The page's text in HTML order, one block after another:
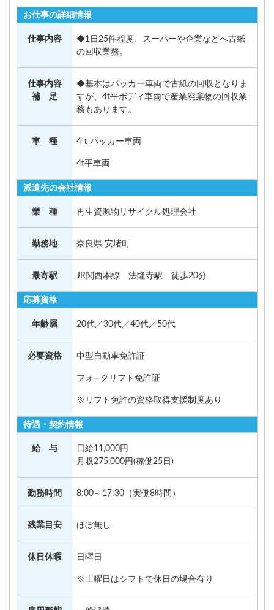
お仕事の詳細情報
仕事内容
◆1日25件程度、スーパーや企業などへ古紙
の回収業務。
仕事内容
補 足
◆基本はパッカー車両で古紙の回収となりま
すが、4t平ボディ車両で産業廃棄物の回収業
務もあります。
車 種 4ｔパッカー車両
4t平車両
派遣先の会社情報
業 種 再生資源物リサイクル処理会社
勤務地 奈良県 安堵町
最寄駅 JR関西本線 法隆寺駅 徒歩20分
応募資格
年齢層 20代／30代／40代／50代
必要資格 中型自動車免許証
フォ―クリフト免許証
※リフト免許の資格取得支援制度あり
待遇・契約情報
給 与
日給11,000円
月収275,000円(稼働25日)
勤務時間 8:00～17:30（実働8時間）
残業目安 ほぼ無し
休日休暇 日曜日
※土曜日はシフトで休日の場合有り